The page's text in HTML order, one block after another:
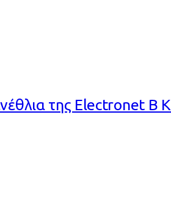
της Electronet